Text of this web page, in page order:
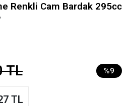
Renkli Cam Bardak 295cc
TL %9
TL